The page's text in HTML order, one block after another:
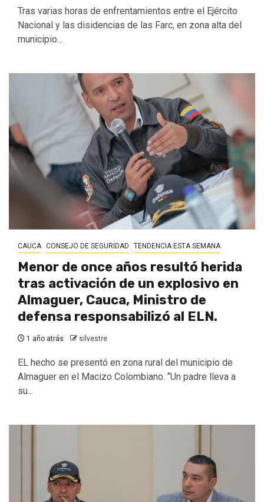
Tras varias horas de enfrentamientos entre el Ejército
Nacional y las disidencias de las Farc, en zona alta del
municipio...
CAUCA CONSEJO DE SEGURIDAD TENDENCIA ESTA SEMANA
Menor de once años resultó herida
tras activación de un explosivo en
Almaguer, Cauca, Ministro de
defensa responsabilizó al ELN.
1 año atrás silvestre
EL hecho se presentó en zona rural del municipio de
Almaguer en el Macizo Colombiano. “Un padre lleva a
su...